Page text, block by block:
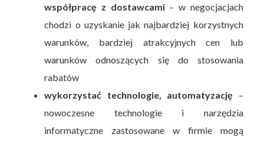
współpracę z dostawcami– w negocjacjach
chodzi o uzyskanie jak najbardziej korzystnych
warunków, bardziej atrakcyjnych cen lub
warunków odnoszących się do stosowania
rabatów
wykorzystać technologie, automatyzację –
nowoczesne technologie i narzędzia
informatyczne zastosowane w firmie mogą